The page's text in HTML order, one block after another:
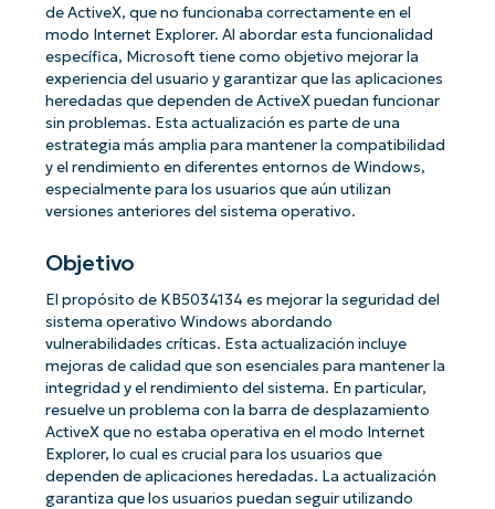
de ActiveX, que no funcionaba correctamente en el
modo Internet Explorer. Al abordar esta funcionalidad
específica, Microsoft tiene como objetivo mejorar la
experiencia del usuario y garantizar que las aplicaciones
heredadas que dependen de ActiveX puedan funcionar
sin problemas. Esta actualización es parte de una
estrategia más amplia para mantener la compatibilidad
y el rendimiento en diferentes entornos de Windows,
especialmente para los usuarios que aún utilizan
versiones anteriores del sistema operativo.
Objetivo
El propósito de KB5034134 es mejorar la seguridad del
sistema operativo Windows abordando
vulnerabilidades críticas. Esta actualización incluye
mejoras de calidad que son esenciales para mantener la
integridad y el rendimiento del sistema. En particular,
resuelve un problema con la barra de desplazamiento
ActiveX que no estaba operativa en el modo Internet
Explorer, lo cual es crucial para los usuarios que
dependen de aplicaciones heredadas. La actualización
garantiza que los usuarios puedan seguir utilizando